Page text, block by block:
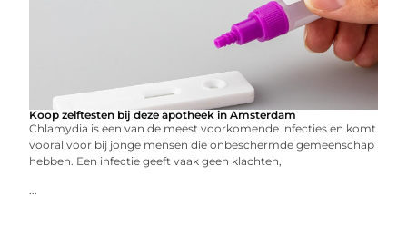
Koop zelftesten bij deze apotheek in Amsterdam
Chlamydia is een van de meest voorkomende infecties en komt
vooral voor bij jonge mensen die onbeschermde gemeenschap
hebben. Een infectie geeft vaak geen klachten,
...